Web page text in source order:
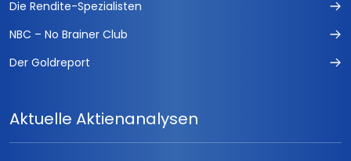
Die Rendite-Spezialisten
NBC – No Brainer Club
Der Goldreport
Aktuelle Aktienanalysen